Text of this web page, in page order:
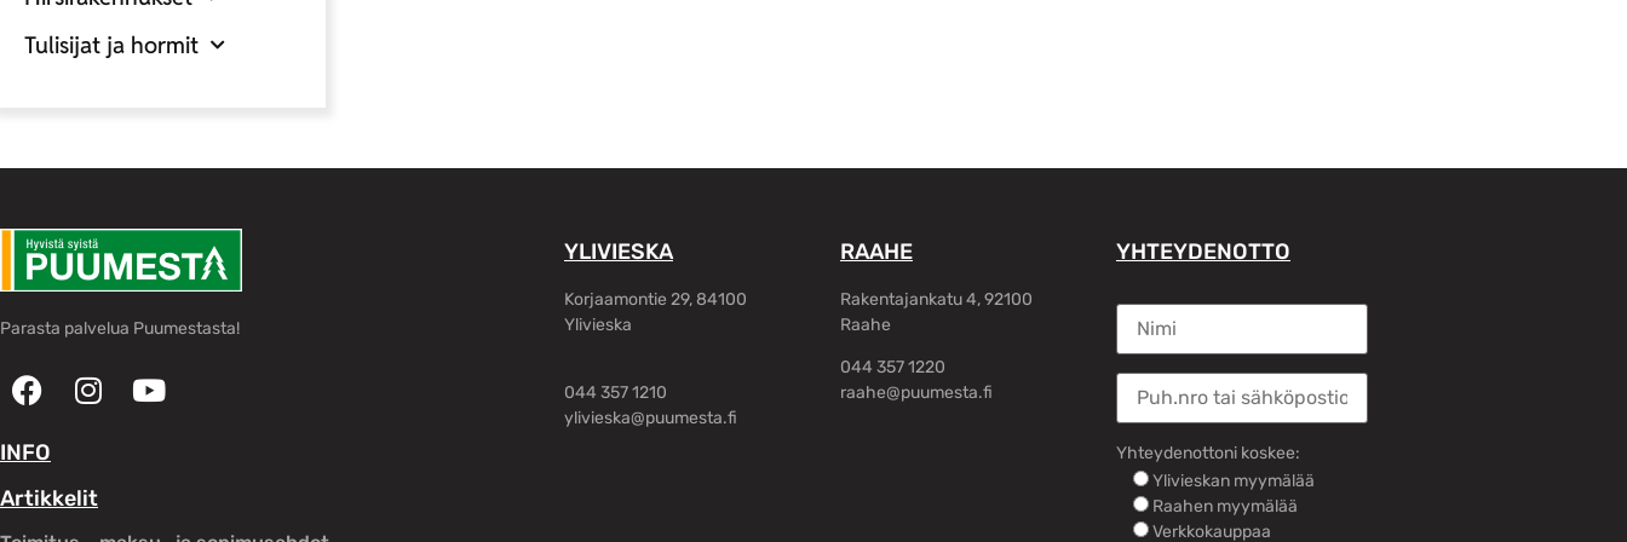
Tulisijat ja hormit
Parasta palvelua Puumestasta!
INFO
Artikkelit
YLIVIESKA
Korjaamontie 29, 84100
Ylivieska
044 357 1210
ylivieska@puumesta.fi
RAAHE
Rakentajankatu 4, 92100
Raahe
044 357 1220
raahe@puumesta.fi
YHTEYDENOTTO
Yhteydenottoni koskee:
Ylivieskan myymälää
Raahen myymälää
Verkkokauppaa